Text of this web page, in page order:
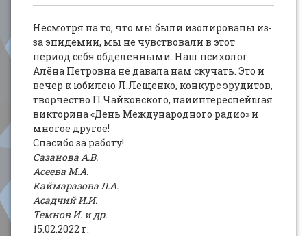
Несмотря на то, что мы были изолированы из-
за эпидемии, мы не чувствовали в этот
период себя обделенными. Наш психолог
Алёна Петровна не давала нам скучать. Это и
вечер к юбилею Л.Лещенко, конкурс эрудитов,
творчество П.Чайковского, наиинтереснейшая
викторина «День Международного радио» и
многое другое!
Спасибо за работу!
Сазанова А.В.
Асеева М.А.
Каймаразова Л.А.
Асадчий И.И.
Темнов И. и др.
15.02.2022 г.